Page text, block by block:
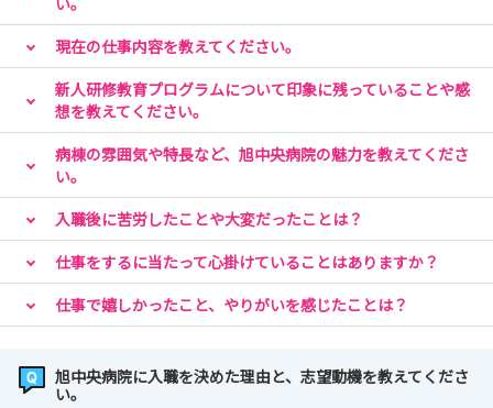
現在の仕事内容を教えてください。
新人研修教育プログラムについて印象に残っていることや感
想を教えてください。
病棟の雰囲気や特長など、旭中央病院の魅力を教えてくださ
い。
入職後に苦労したことや大変だったことは？
仕事をするに当たって心掛けていることはありますか？
仕事で嬉しかったこと、やりがいを感じたことは？
旭中央病院に入職を決めた理由と、志望動機を教えてくださ
い。